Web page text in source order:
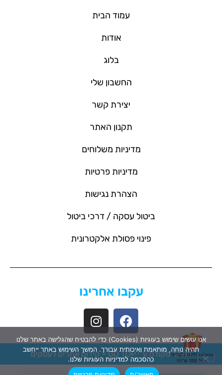
עמוד הבית
אודות
בלוג
החשבון שלי
יצירת קשר
תקנון האתר
מדיניות משלוחים
מדיניות פרטיות
הצהרת נגישות
ביטול עסקה / דרכי ביטול
פינוי פסולת אלקטרונית
עקבו אחרינו
האתר מקודם ע"י GO TOP – קידום אתרים לעסקים
אנו עושים שימוש בעוגיות (Cookies) כדי להבטיח שהגלישה באתר שלנו
תהיה נוחה, מותאמת ואיכותית עבורך. המשך השימוש באתר ייחשב
כהסכמה למדיניות העוגיות שלנו.